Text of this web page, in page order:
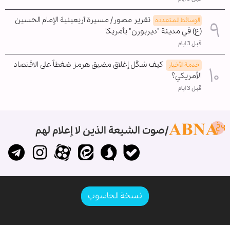
الوسائط المتعدده تقرير مصور/ مسيرة أربعينية الإمام الحسين
(ع) في مدينة "ديربورن" بأمريكا
قبل 3 ايام
خدمة الأخبار
كيف شكّل إغلاق مضيق هرمز ضغطاً على الاقتصاد
الأمريكي؟
قبل 3 ايام
صوت الشيعة الذين لا إعلام لهم
نسخة الحاسوب